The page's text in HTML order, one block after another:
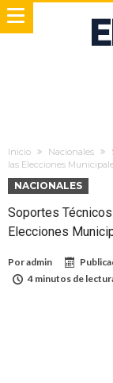
Inicio Nacionales
las Elecciones
NACIONALES
Soportes
Elecciones
Poradmin
4 minutos de